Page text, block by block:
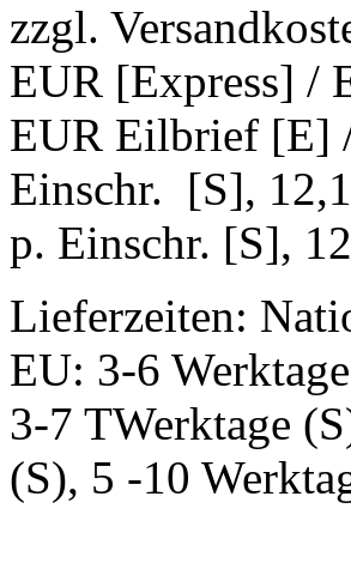
zzgl.
EUR [Express] /
EUR Eilbrief [E]
Einschr. [S],
p. Einschr. [S],
Lieferzeiten:
EU: 3-6
3-7 TWerktage
(S), 5 -10